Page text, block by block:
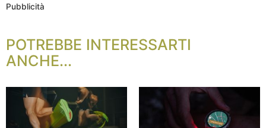
Pubblicità
POTREBBE INTERESSARTI
ANCHE...